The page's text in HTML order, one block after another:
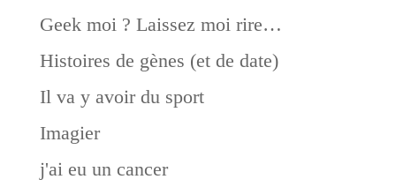
Geek moi ? Laissez moi rire…
Histoires de gènes (et de date)
Il va y avoir du sport
Imagier
j'ai eu un cancer